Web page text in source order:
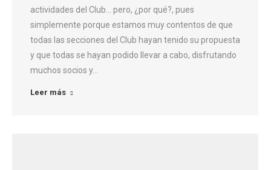
actividades del Club… pero, ¿por qué?, pues
simplemente porque estamos muy contentos de que
todas las secciones del Club hayan tenido su propuesta
y que todas se hayan podido llevar a cabo, disfrutando
muchos socios y…
Leer más